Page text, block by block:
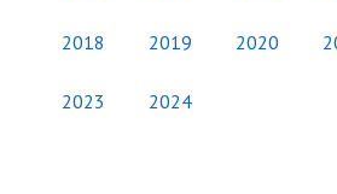
2018 2019 2020
2023 2024